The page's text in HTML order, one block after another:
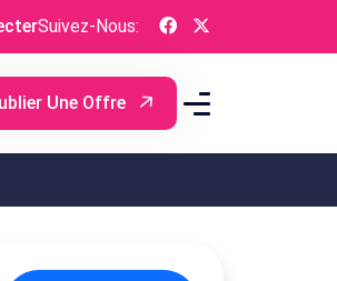
Suivez-Nous:
Une Offre